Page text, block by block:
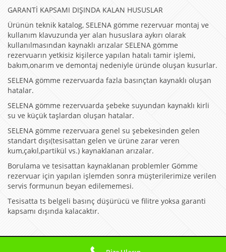
GARANTİ KAPSAMI DIŞINDA KALAN HUSUSLAR
Ürünün teknik katalog, SELENA gömme rezervuar montaj ve
kullanım klavuzunda yer alan hususlara aykırı olarak
kullanılmasından kaynaklı arızalar SELENA gömme
rezervuarın yetkisiz kişilerce yapılan hatalı tamir işlemi,
bakım,onarım ve demontaj nedeniyle üründe oluşan kusurlar.
SELENA gömme rezervuarda fazla basınçtan kaynaklı oluşan
hatalar.
SELENA gömme rezervuarda şebeke suyundan kaynaklı kirli
su ve küçük taşlardan oluşan hatalar.
SELENA gömme rezervuara genel su şebekesinden gelen
standart dışı(tesisattan gelen ve ürüne zarar veren
kum,çakıl,partikül vs.) kaynaklanan arızalar.
Borulama ve tesisattan kaynaklanan problemler Gömme
rezervuar için yapılan işlemden sonra müşterilerimize verilen
servis formunun beyan edilememesi.
Tesisatta ts belgeli basınç düşürücü ve filitre yoksa garanti
kapsamı dışında kalacaktır.